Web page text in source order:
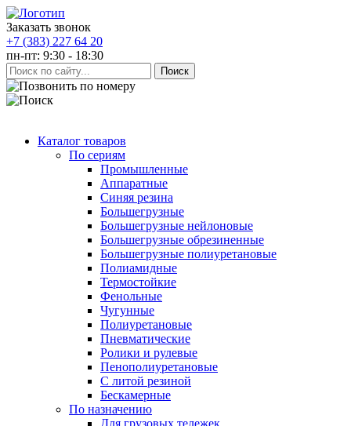
Заказать звонок
+7 (383) 227 64 20
пн-пт: 9:30 - 18:30
Каталог товаров
По сериям
Промышленные
Аппаратные
Синяя резина
Большегрузные
Большегрузные нейлоновые
Большегрузные обрезиненные
Большегрузные полиуретановые
Полиамидные
Термостойкие
Фенольные
Чугунные
Полиуретановые
Пневматические
Ролики и рулевые
Пенополиуретановые
С литой резиной
Бескамерные
По назначению
Для грузовых тележек